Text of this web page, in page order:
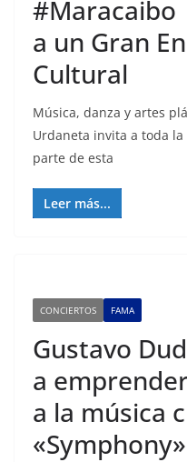
#Maracaibo
a un Gran
Cultural
Música, danza y artes
Urdaneta invita a toda
parte de esta
Leer más...
CONCIERTOS FAMA
Gustavo
a
a la música
«Symphony»